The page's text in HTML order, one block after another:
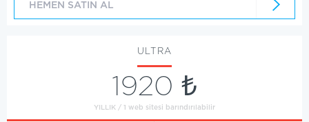
HEMEN SATIN AL
ULTRA
1920 ₺
YILLIK / 1 web sitesi barındırılabilir